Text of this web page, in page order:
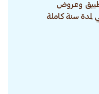
وعروض
سنة كاملة